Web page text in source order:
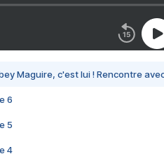
Maguire, c'est lui ! Rencontre
6
5
4